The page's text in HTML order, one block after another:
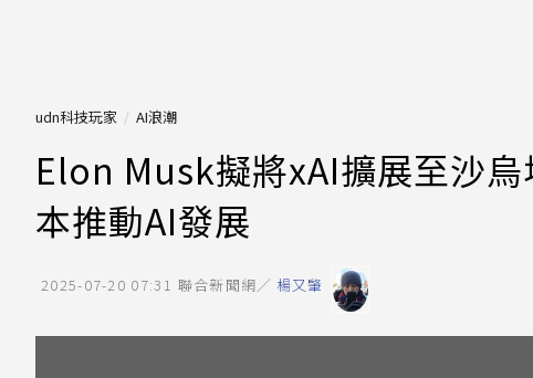
udn科技玩家 AI浪潮
Elon Musk擬將xAI擴展至沙
本推動AI發展
2025-07-20 07:31 聯合新聞網／ 楊又肇